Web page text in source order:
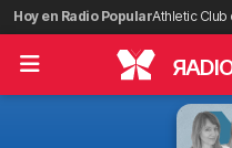
Saltar
al
contenido
Hoy en Radio PopularAthletic Club
R